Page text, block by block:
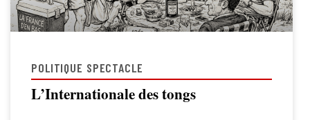
POLITIQUE SPECTACLE
L’Internationale des tongs